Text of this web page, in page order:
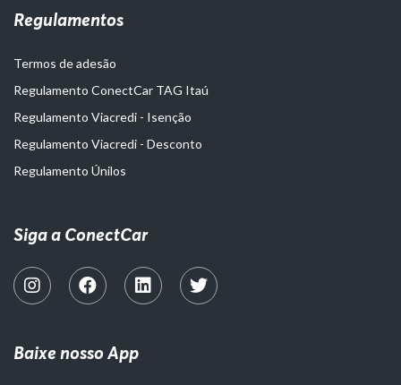
Regulamentos
Termos de adesão
Regulamento ConectCar TAG Itaú
Regulamento Viacredi - Isenção
Regulamento Viacredi - Desconto
Regulamento Únilos
Siga a ConectCar
Baixe nosso App